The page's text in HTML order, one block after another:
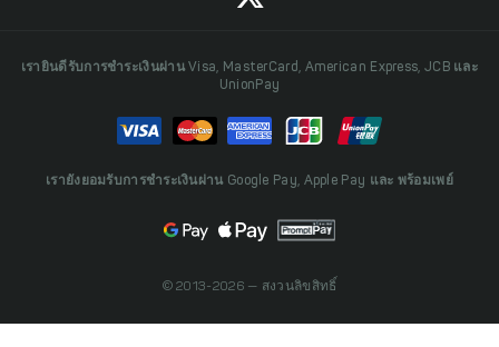
เรายินดีรับการชำระเงินผ่าน Visa, MasterCard, American Express, JCB และ
UnionPay
เรายังยอมรับการชำระเงินผ่าน Google Pay, Apple Pay และ พร้อมเพย์
© 2013-2026 — สงวนลิขสิทธิ์